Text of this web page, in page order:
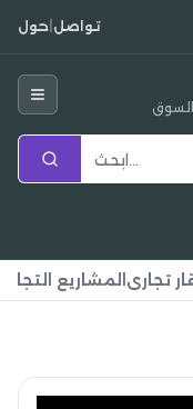
تواصل حول
السوق
تجاري المشاريع